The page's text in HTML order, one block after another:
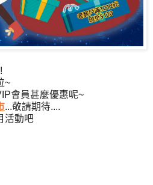
~
會員甚麼優惠呢~
...敬請期待....
活動吧